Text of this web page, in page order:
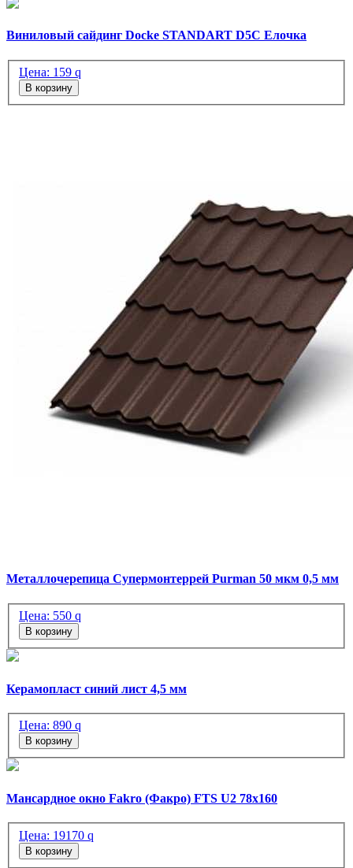
Виниловый сайдинг Docke STANDART D5C Елочка
Цена: 159 q
В корзину
Металлочерепица Супермонтеррей Purman 50 мкм 0,5 мм
Цена: 550 q
В корзину
Керамопласт синий лист 4,5 мм
Цена: 890 q
В корзину
Мансардное окно Fakro (Факро) FTS U2 78х160
Цена: 19170 q
В корзину